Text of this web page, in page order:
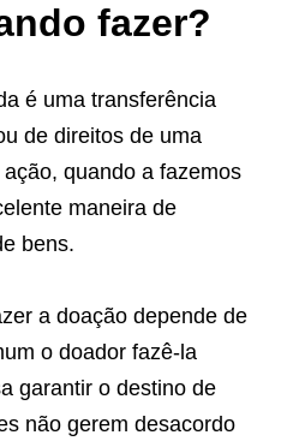
fazer?
é uma transferência
de direitos de uma
quando a fazemos
maneira de
bens.
a doação depende de
o doador fazê-la
garantir o destino de
não gerem desacordo